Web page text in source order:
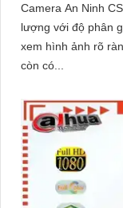
Camera An Ninh
lượng với độ phân
xem hình ảnh rõ ràng và chi tiết.
còn có...